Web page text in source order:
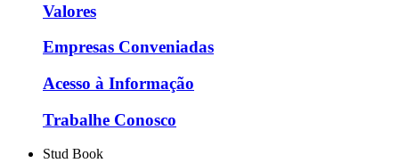
Valores
Empresas Conveniadas
Acesso à Informação
Trabalhe Conosco
Stud Book